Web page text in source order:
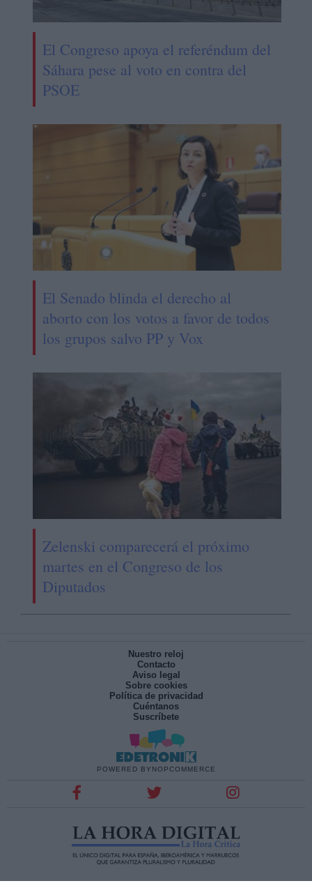
El Congreso apoya el referéndum del
Sáhara pese al voto en contra del
PSOE
El Senado blinda el derecho al
aborto con los votos a favor de todos
los grupos salvo PP y Vox
Zelenski comparecerá el próximo
martes en el Congreso de los
Diputados
Nuestro reloj
Contacto
Aviso legal
Sobre cookies
Política de privacidad
Cuéntanos
Suscríbete
POWERED BY NOPCOMMERCE